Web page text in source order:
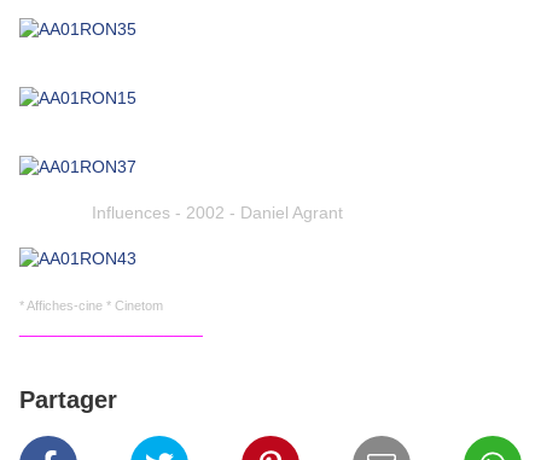
Influences - 2002 - Daniel Agrant
* Affiches-cine * Cinetom
Partager